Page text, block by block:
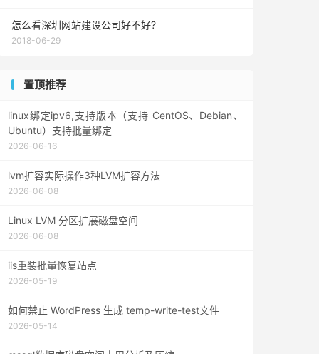
怎么看深圳网站建设公司好不好?
2018-06-29
置顶推荐
linux绑定ipv6,支持版本（支持 CentOS、Debian、
Ubuntu）支持批量绑定
2026-06-16
lvm扩容实际操作3种LVM扩容方法
2026-06-08
Linux LVM 分区扩展磁盘空间
2026-06-08
iis重装批量恢复站点
2026-05-19
如何禁止 WordPress 生成 temp-write-test文件
2026-05-14